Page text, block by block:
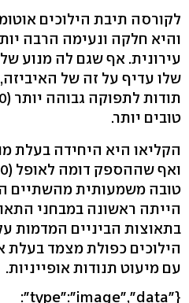
והיא חלקה ונעימה הרבה
עירונית. אף שגם לה מנוע
שלו עדיף על זה של האיביזה,
טובים יותר.
הקליאו היא היחידה בעלת
טובה משמעותית מהשתיים
הייתה ראשונה במבחני
בתאוצות הביניים המדמות
הילוכים כפולת מצמד בעלת
עם מיעוט תנודות אופייניות.
{"type":"image","data":